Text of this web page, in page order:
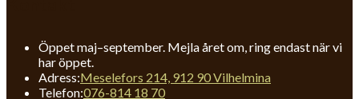
Öppet maj–september. Mejla året om, ring endast när vi
har öppet.
Adress:Meselefors 214, 912 90 Vilhelmina
Telefon:076-814 18 70Opens